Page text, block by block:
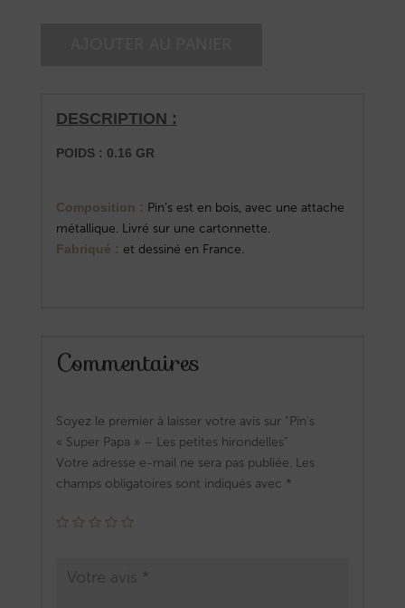
DESCRIPTION :
POIDS : 0.16 GR
Composition : Pin’s est en bois, avec une attache
métallique. Livré sur une cartonnette.
Fabriqué : et dessiné en France.
Commentaires
Soyez le premier à laisser votre avis sur “Pin’s
« Super Papa » – Les petites hirondelles”
Votre adresse e-mail ne sera pas publiée. Les
champs obligatoires sont indiqués avec *